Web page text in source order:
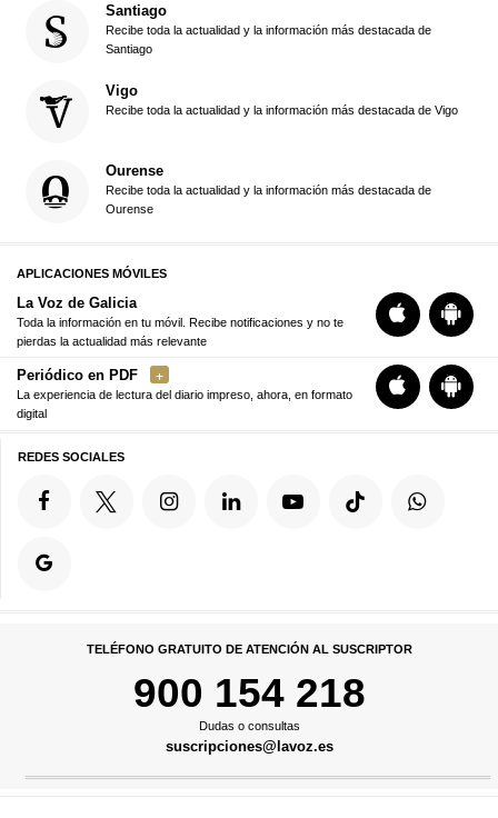
Santiago
Recibe toda la actualidad y la información más destacada de
Santiago
Vigo
Recibe toda la actualidad y la información más destacada de Vigo
Ourense
Recibe toda la actualidad y la información más destacada de
Ourense
APLICACIONES MÓVILES
La Voz de Galicia
Toda la información en tu móvil. Recibe notificaciones y no te
pierdas la actualidad más relevante
Periódico en PDF
La experiencia de lectura del diario impreso, ahora, en formato
digital
REDES SOCIALES
TELÉFONO GRATUITO DE ATENCIÓN AL SUSCRIPTOR
900 154 218
Dudas o consultas
suscripciones@lavoz.es